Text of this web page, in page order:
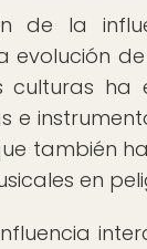
de la
evolución
culturas
e
también
en